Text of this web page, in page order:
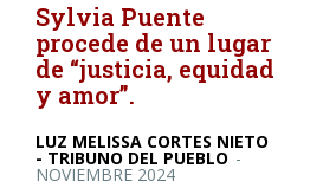
Sylvia Puente
procede de un lugar
de “justicia, equidad
y amor”.
LUZ MELISSA CORTES NIETO
- TRIBUNO DEL PUEBLO -
NOVIEMBRE 2024